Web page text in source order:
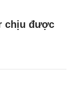
chịu được